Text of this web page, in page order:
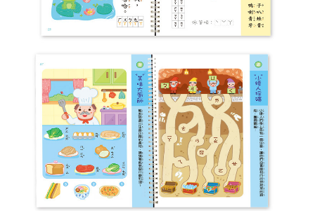
１．透過由恩沛科技股份有限公司提供之「AFTEE先享後付」服務完成之交
易，需依本服務之必要範圍內提供個人資料，並將交易相關給付款項請求債
權轉讓予恩沛科技股份有限公司。
３．未成年的使用者請事先徵得法定代理人或監護人之同意方可使用
「AFTEE先享後付」，若未經同意申辦者引起之損失，本公司不負相關責
４．使用「AFTEE先享後付」時，將依據個別帳號之用戶狀況，依本公司即
時審查核予不同之上限額度；若仍有額度不足之情形，本公司將視審查結果
請求用戶進行身份認證。
５．嚴禁一人註冊多個帳號或使用他人資訊註冊。若發現惡意使用之情形，
恩沛科技股份有限公司將有權停止該用戶之使用額度並採取法律行動。